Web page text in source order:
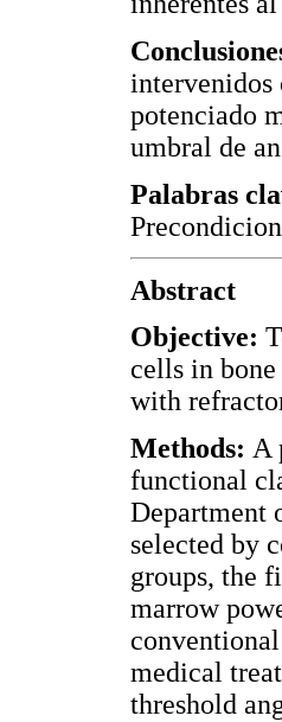
intervenidos
potenciado
umbral de
Palabras
Abstract
Objective:
cells in
with
Methods: A
functional
Department
selected by
groups, the
marrow
medical
threshold